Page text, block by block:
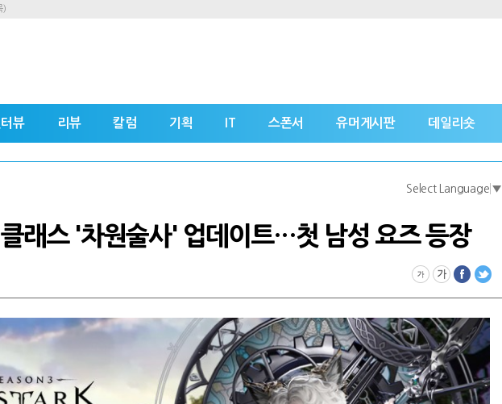
)
뷰 리뷰 칼럼 기획 IT 스폰서 유머게시판 데일리숏
Select Language ▼
래스 '차원술사' 업데이트…첫 남성 요즈 등장